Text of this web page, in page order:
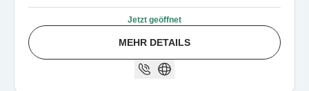
Jetzt geöffnet
MEHR DETAILS